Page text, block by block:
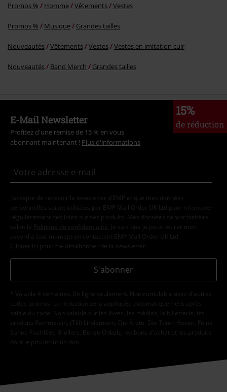
Promos % Homme Vêtements Vestes
Promos % Musique Grandes tailles
Nouveautés Vêtements Vestes Vestes en imitation cuir
Nouveautés Band Merch Grandes tailles
15%
de réduction
E-Mail Newsletter
Profitez d'une remise de 15 % en vous
abonnant maintenant ! Plus d'informations
J’accepte de recevoir la newsletter d’EMP et que mes données
personnelles soient utilisées par EMP Mail Order UK Ltd pour m’envoyer
régulièrement des infos sur ses produits. Mes données seront traitées
selon la
Politique de confidentialité . Je sais que je peux retirer mon
accord à tout moment en contactant EMP Mail Order UK Ltd.
Cliquer ici pour me désabonner de la newsletter.
S'abonner
* Valable 4 semaines. En ligne seulement. Non cumulable avec d'autres
codes promos. La réduction sera appliquée automatiquement après
saisie du code. Non valable sur les livres, les médias, la billetterie, les
produits Rammstein, (Till) Lindemann, Die Ärzte, Die Toten Hosen, Feine
Sahne Fischfilet, Broilers, Böhse Onkelz, les bons d'achat et les produits
dont le prix inclut un don.